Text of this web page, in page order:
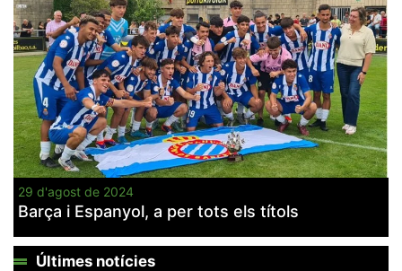
29 d'agost de 2024
Barça i Espanyol, a per tots els títols
Últimes notícies
Aquestes